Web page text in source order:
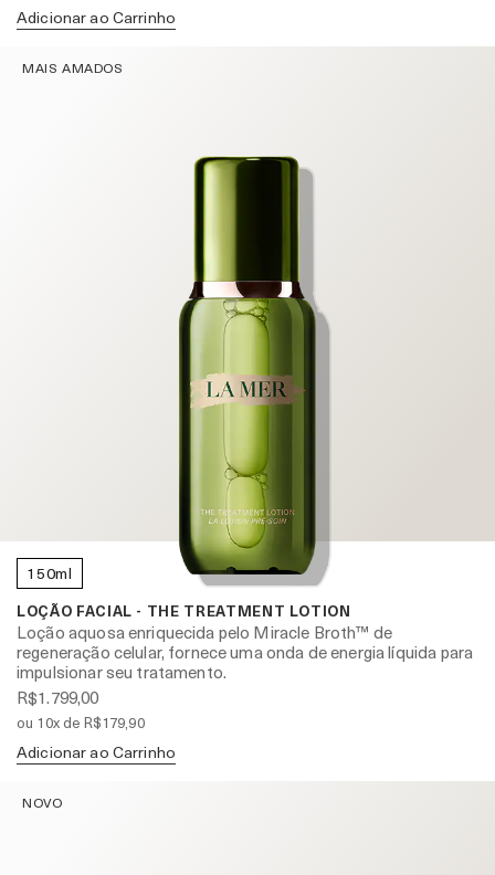
Adicionar ao Carrinho
MAIS AMADOS
150ml
LOÇÃO FACIAL - THE TREATMENT LOTION
Loção aquosa enriquecida pelo Miracle Broth™ de
regeneração celular, fornece uma onda de energia líquida para
impulsionar seu tratamento.
R$1.799,00
ou 10x de R$179,90
Adicionar ao Carrinho
NOVO